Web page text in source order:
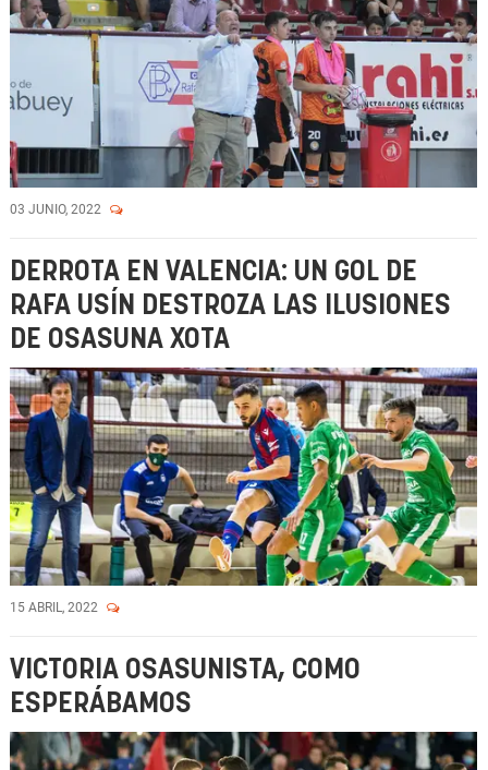
03 JUNIO, 2022
DERROTA EN VALENCIA: UN GOL DE
RAFA USÍN DESTROZA LAS ILUSIONES
DE OSASUNA XOTA
15 ABRIL, 2022
VICTORIA OSASUNISTA, COMO
ESPERÁBAMOS